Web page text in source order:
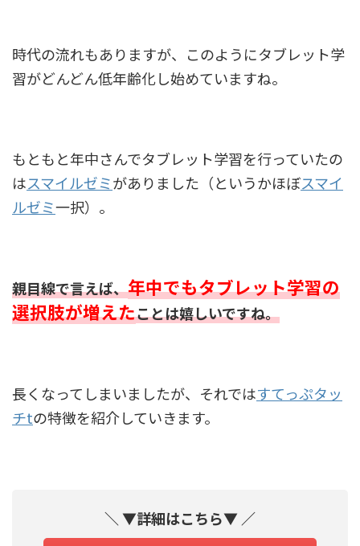
時代の流れもありますが、このようにタブレット学
習がどんどん低年齢化し始めていますね。
もともと年中さんでタブレット学習を行っていたの
はスマイルゼミがありました（というかほぼスマイ
ルゼミ一択）。
親目線で言えば、年中でもタブレット学習の
選択肢が増えたことは嬉しいですね。
長くなってしまいましたが、それではすてっぷタッ
チtの特徴を紹介していきます。
＼ ▼詳細はこちら▼ ／